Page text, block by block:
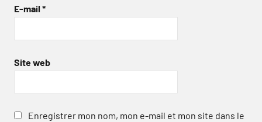
E-mail *
Site web
Enregistrer mon nom, mon e-mail et mon site dans le